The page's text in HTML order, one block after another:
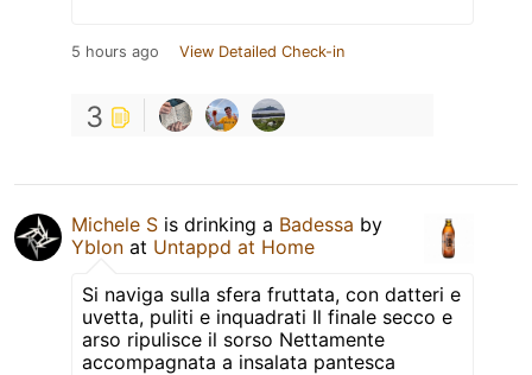
5 hours ago View Detailed Check-in
3
Michele S is drinking a Badessa by
Yblon at Untappd at Home
Si naviga sulla sfera fruttata, con datteri e
uvetta, puliti e inquadrati Il finale secco e
arso ripulisce il sorso Nettamente
accompagnata a insalata pantesca